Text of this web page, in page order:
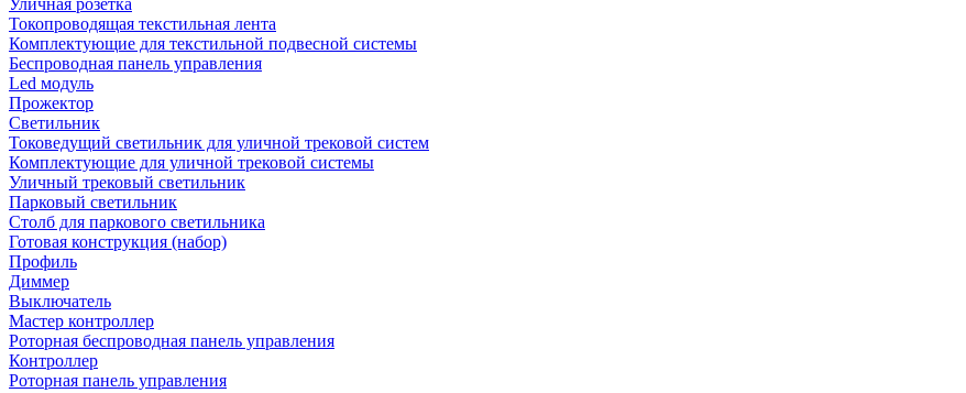
Уличная розетка
Токопроводящая текстильная лента
Комплектующие для текстильной подвесной системы
Беспроводная панель управления
Led модуль
Прожектор
Светильник
Токоведущий светильник для уличной трековой систем
Комплектующие для уличной трековой системы
Уличный трековый светильник
Парковый светильник
Столб для паркового светильника
Готовая конструкция (набор)
Профиль
Диммер
Выключатель
Мастер контроллер
Роторная беспроводная панель управления
Контроллер
Роторная панель управления